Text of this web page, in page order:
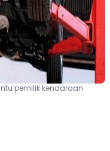
pemilik kendaraan